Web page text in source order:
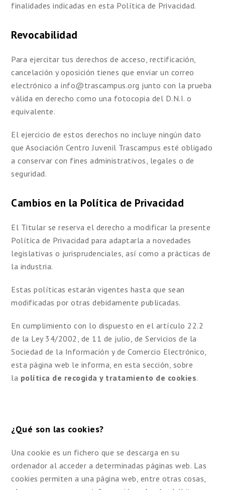
finalidades indicadas en esta Política de Privacidad.
Revocabilidad
Para ejercitar tus derechos de acceso, rectificación,
cancelación y oposición tienes que enviar un correo
electrónico a info@trascampus.org junto con la prueba
válida en derecho como una fotocopia del D.N.I. o
equivalente.
El ejercicio de estos derechos no incluye ningún dato
que Asociación Centro Juvenil Trascampus esté obligado
a conservar con fines administrativos, legales o de
seguridad.
Cambios en la Política de Privacidad
El Titular se reserva el derecho a modificar la presente
Política de Privacidad para adaptarla a novedades
legislativas o jurisprudenciales, así como a prácticas de
la industria.
Estas políticas estarán vigentes hasta que sean
modificadas por otras debidamente publicadas.
En cumplimiento con lo dispuesto en el artículo 22.2
de la Ley 34/2002, de 11 de julio, de Servicios de la
Sociedad de la Información y de Comercio Electrónico,
esta página web le informa, en esta sección, sobre
la política de recogida y tratamiento de cookies.
¿Qué son las cookies?
Una cookie es un fichero que se descarga en su
ordenador al acceder a determinadas páginas web. Las
cookies permiten a una página web, entre otras cosas,